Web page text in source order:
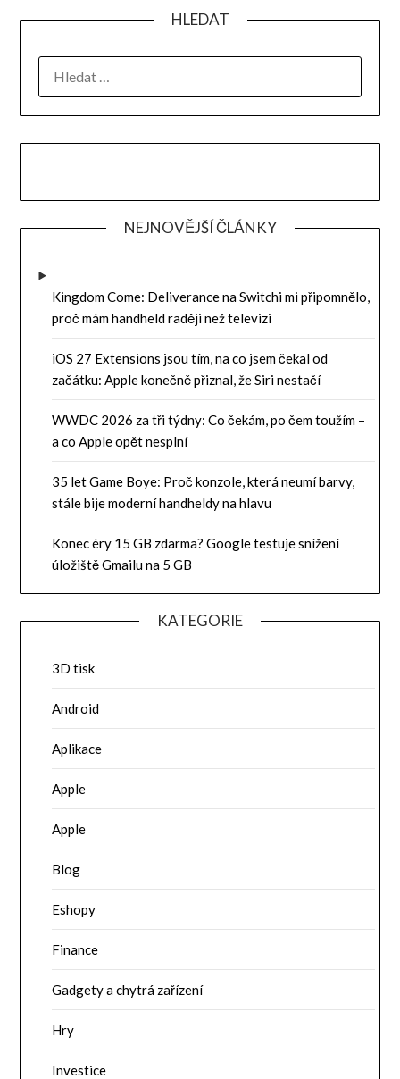
HLEDAT
NEJNOVĚJŠÍ ČLÁNKY
Kingdom Come: Deliverance na Switchi mi připomnělo,
proč mám handheld raději než televizi
iOS 27 Extensions jsou tím, na co jsem čekal od
začátku: Apple konečně přiznal, že Siri nestačí
WWDC 2026 za tři týdny: Co čekám, po čem toužím –
a co Apple opět nesplní
35 let Game Boye: Proč konzole, která neumí barvy,
stále bije moderní handheldy na hlavu
Konec éry 15 GB zdarma? Google testuje snížení
úložiště Gmailu na 5 GB
KATEGORIE
3D tisk
Android
Aplikace
Apple
Apple
Blog
Eshopy
Finance
Gadgety a chytrá zařízení
Hry
Investice